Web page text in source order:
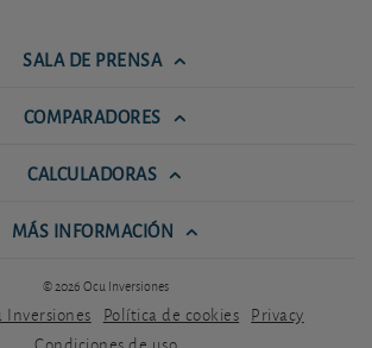
SALA DE PRENSA
COMPARADORES
CALCULADORAS
MÁS INFORMACIÓN
© 2026 Ocu Inversiones
Inversiones Política de cookies Privacy